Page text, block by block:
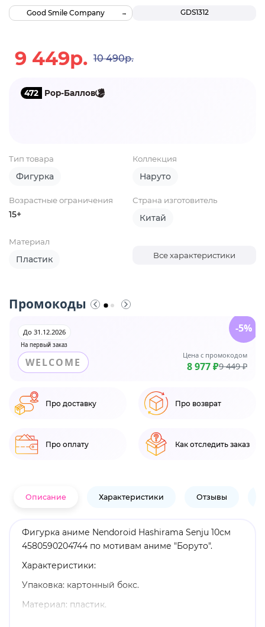
GDS1312
Good Smile Company
9 449р. 10 490р.
472 Pop-Баллов
Тип товара
Фигурка
Коллекция
Наруто
Возрастные ограничения
15+
Страна изготовитель
Китай
Материал
Пластик Все характеристики
Промокоды
На первый заказ
До 31.12.2026
WELCOME
Цена с промокодом
8 977 ₽9 449 ₽
-5%
Про доставку Про возврат
Про оплату Как отследить заказ
Описание Характеристики Отзывы
Фигурка аниме Nendoroid Hashirama Senju 10см
4580590204744 по мотивам аниме "Боруто".
Характеристики:
Упаковка: картонный бокс.
Материал: пластик.